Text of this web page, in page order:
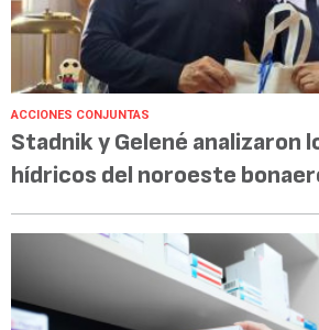
ACCIONES CONJUNTAS
Stadnik y Gelené analizaron
hídricos del noroeste